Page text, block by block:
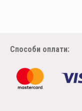
Способи оплати: